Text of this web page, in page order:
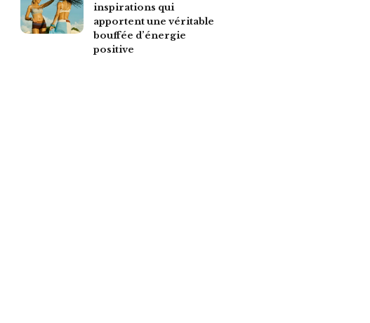
inspirations qui
apportent une véritable
bouffée d’énergie
positive